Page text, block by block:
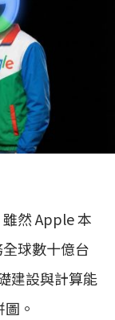
然 Apple 本
球數十億台
建設與計算能
。